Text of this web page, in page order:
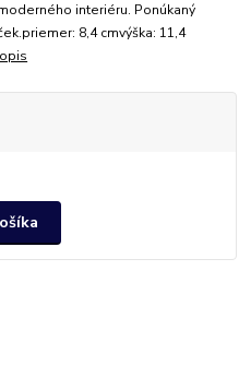
interiéru. Ponúkaný
8,4 cmvýška: 11,4